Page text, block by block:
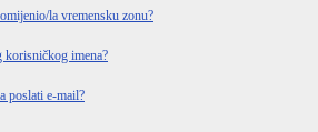
la vremensku zonu?
korisničkog imena?
poslati e-mail?